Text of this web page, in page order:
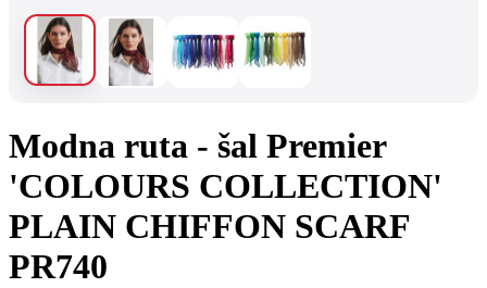
Modna ruta - šal Premier
'COLOURS COLLECTION'
PLAIN CHIFFON SCARF
PR740